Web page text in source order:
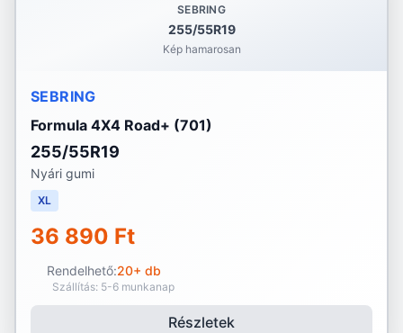
SEBRING
255/55R19
Kép hamarosan
SEBRING
Formula 4X4 Road+ (701)
255/55R19
Nyári gumi
XL
36 890 Ft
Rendelhető:20+ db
Szállítás: 5-6 munkanap
Részletek